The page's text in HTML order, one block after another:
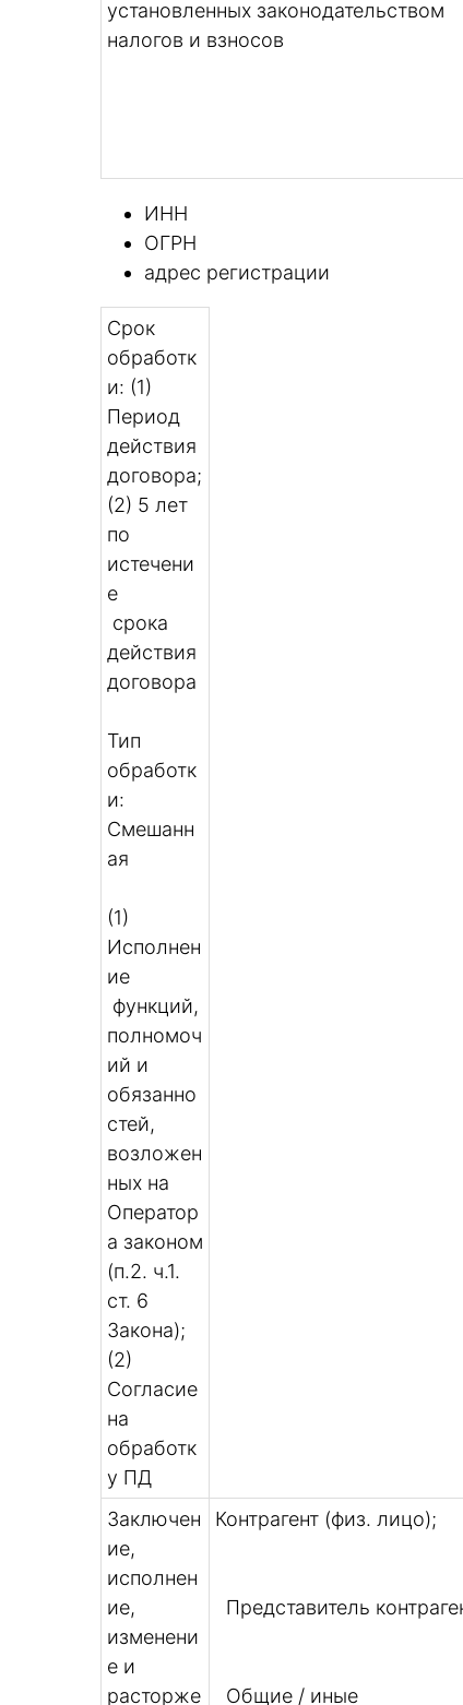
установленных законодательством
налогов и взносов
ИНН
ОГРН
адрес регистрации
Срок
обработк
и: (1)
Период
действия
договора;
(2) 5 лет
по
истечени
е
срока
действия
договора
Тип
обработк
и:
Смешанн
ая
(1)
Исполнен
ие
функций,
полномоч
ий и
обязанно
стей,
возложен
ных на
Оператор
а законом
(п.2. ч.1.
ст. 6
Закона);
(2)
Согласие
на
обработк
у ПД
Заключен
ие,
исполнен
ие,
изменени
е и
расторже
Контрагент (физ. лицо);
Представитель
Общие / иные